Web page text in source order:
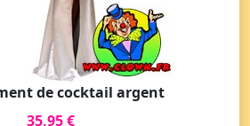
de cocktail argent
35,95 €